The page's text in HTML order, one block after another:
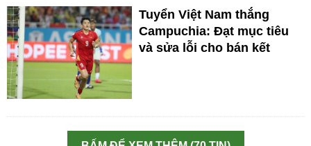
Tuyển Việt Nam thắng
Campuchia: Đạt mục tiêu
và sửa lỗi cho bán kết